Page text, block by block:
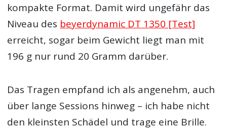
kompakte Format. Damit wird ungefähr das
Niveau des beyerdynamic DT 1350 [Test]
erreicht, sogar beim Gewicht liegt man mit
196 g nur rund 20 Gramm darüber.
Das Tragen empfand ich als angenehm, auch
über lange Sessions hinweg – ich habe nicht
den kleinsten Schädel und trage eine Brille.